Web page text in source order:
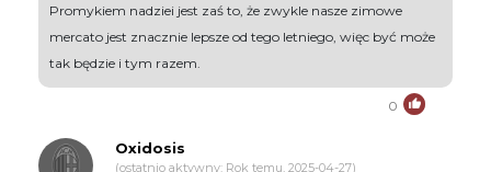
Promykiem nadziei jest zaś to, że zwykle nasze zimowe
mercato jest znacznie lepsze od tego letniego, więc być może
tak będzie i tym razem.
0
Oxidosis
(ostatnio aktywny: Rok temu, 2025-04-27)